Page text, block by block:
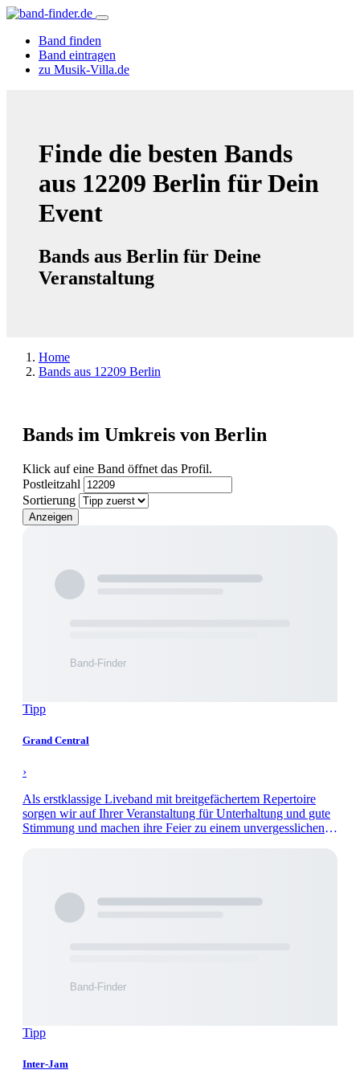
Band finden
Band eintragen
zu Musik-Villa.de
Finde die besten Bands
aus 12209 Berlin für Dein
Event
Bands aus Berlin für Deine
Veranstaltung
Home
Bands aus 12209 Berlin
Bands im Umkreis von Berlin
Klick auf eine Band öffnet das Profil.
Postleitzahl
Sortierung
Anzeigen
Tipp
Grand Central
›
Als erstklassige Liveband mit breitgefächertem Repertoire
sorgen wir auf Ihrer Veranstaltung für Unterhaltung und gute
Stimmung und machen ihre Feier zu einem unvergesslichen
Tipp
Inter-Jam